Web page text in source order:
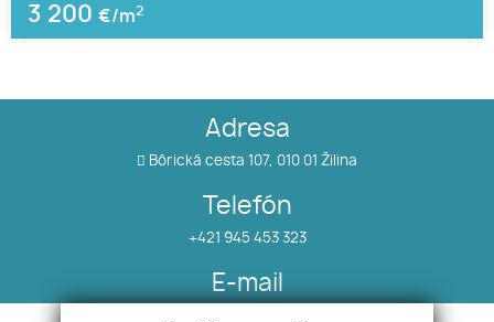
3 200 €/m2
Adresa
Bôrická cesta 107, 010 01 Žilina
Telefón
+421 945 453 323
E-mail